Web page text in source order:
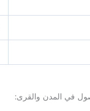
في المدن والقرى: